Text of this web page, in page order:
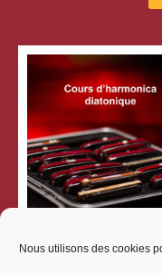
Nous utilisons des cookies
Cours